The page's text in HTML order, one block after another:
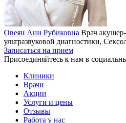
Овеян Ани Рубиковна Врач
ультразвуковой диагностики,
Записаться на прием
Присоединяйтесь к нам в
Клиники
Врачи
Акции
Услуги и цены
Отзывы
Работа у нас